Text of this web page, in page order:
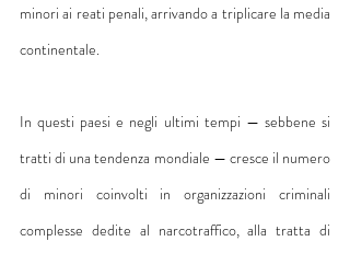
minori ai reati penali, arrivando a triplicare la media
continentale.
In questi paesi e negli ultimi tempi — sebbene si
tratti di una tendenza mondiale — cresce il numero
di minori coinvolti in organizzazioni criminali
complesse dedite al narcotraffico, alla tratta di